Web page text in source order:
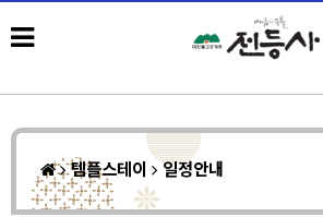
템플스테이 일정안내